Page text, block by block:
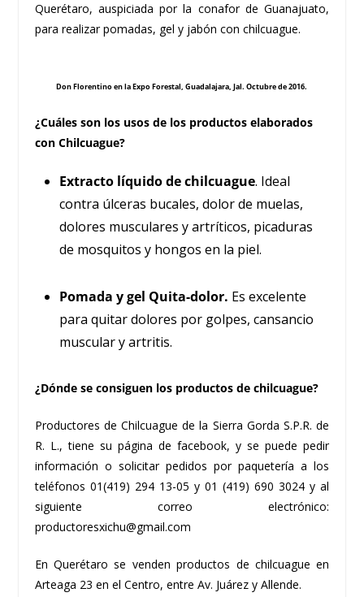
Querétaro, auspiciada por la conafor de Guanajuato,
para realizar pomadas, gel y jabón con chilcuague.
Don Florentino en la Expo Forestal, Guadalajara, Jal. Octubre de 2016.
¿Cuáles son los usos de los productos elaborados
con Chilcuague?
Extracto líquido de chilcuague. Ideal
contra úlceras bucales, dolor de muelas,
dolores musculares y artríticos, picaduras
de mosquitos y hongos en la piel.
Pomada y gel Quita-dolor. Es excelente
para quitar dolores por golpes, cansancio
muscular y artritis.
¿Dónde se consiguen los productos de chilcuague?
Productores de Chilcuague de la Sierra Gorda S.P.R. de
R. L., tiene su página de facebook, y se puede pedir
información o solicitar pedidos por paquetería a los
teléfonos 01(419) 294 13-05 y 01 (419) 690 3024 y al
siguiente correo electrónico:
productoresxichu@gmail.com
En Querétaro se venden productos de chilcuague en
Arteaga 23 en el Centro, entre Av. Juárez y Allende.